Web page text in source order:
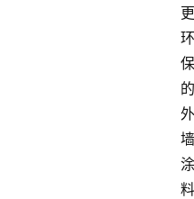
更
环
保
的
外
墙
涂
料